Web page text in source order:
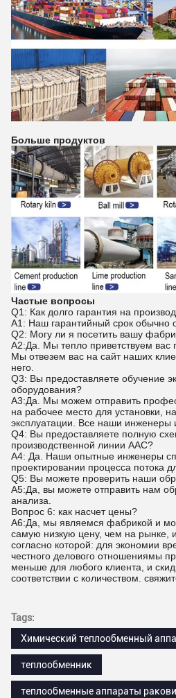
Больше продуктов
Частые вопросы
Q1: Как долго гарантия на
A1: Наш гарантийный срок обычно
Q2: Могу ли я посетить вашу
A2:Да. Мы тепло приветствуем вас
Мы отвезем вас на сайт наших
него.
Q3: Вы предоставляете обучение
оборудования?
A3:Да. Мы можем отправить
на рабочее место для установки,
эксплуатации. Все наши инженеры
Q4: Вы предоставляете полную
производственной линии AAC?
A4: Да. Наши опытные инженеры
проектировании процесса потока
Q5: Вы можете проверить наши
A5:Да, вы можете отправить нам
анализа.
Вопрос 6: как насчет цены?
A6:Да, мы являемся фабрикой и
самую низкую цену, чем на рынке,
согласно которой: для экономии
честного делового отношениямы
меньше для любого клиента, и
соответствии с количеством.
Tags:
Химический теплообменный
теплообменник
теплообменные аппараты